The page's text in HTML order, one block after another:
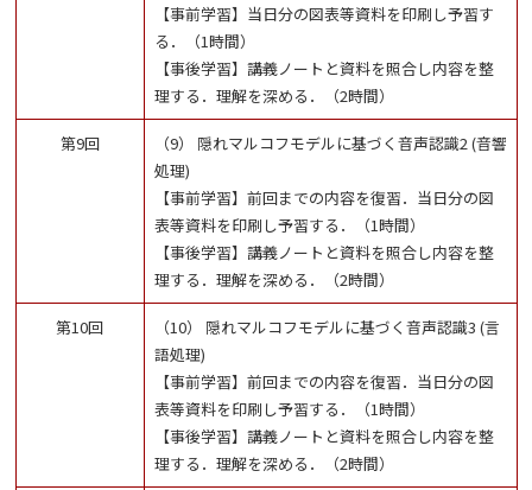
【事前学習】当日分の図表等資料を印刷し予習す
る．（1時間）
【事後学習】講義ノートと資料を照合し内容を整
理する．理解を深める．（2時間）
第9回
（9） 隠れマルコフモデルに基づく音声認識2 (音響
処理)
【事前学習】前回までの内容を復習．当日分の図
表等資料を印刷し予習する．（1時間）
【事後学習】講義ノートと資料を照合し内容を整
理する．理解を深める．（2時間）
第10回
（10） 隠れマルコフモデルに基づく音声認識3 (言
語処理)
【事前学習】前回までの内容を復習．当日分の図
表等資料を印刷し予習する．（1時間）
【事後学習】講義ノートと資料を照合し内容を整
理する．理解を深める．（2時間）